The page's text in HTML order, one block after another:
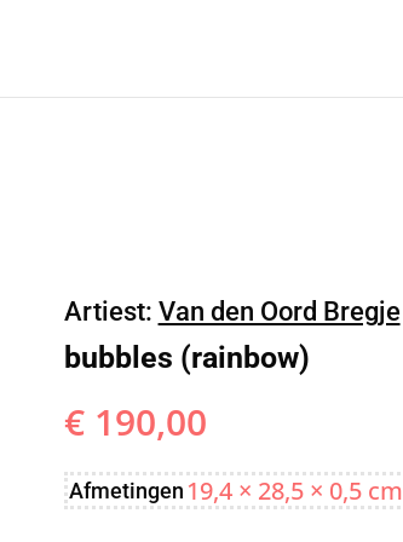
Artiest: Van den Oord Bregje
bubbles (rainbow)
€190,00
Afmetingen 19,4 × 28,5 × 0,5 cm